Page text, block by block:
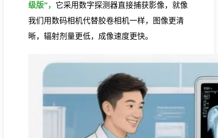
级版”， 它采用数字探测器直接捕获影像，就像
我们用数码相机代替胶卷相机一样，图像更清
晰，辐射剂量更低，成像速度更快。